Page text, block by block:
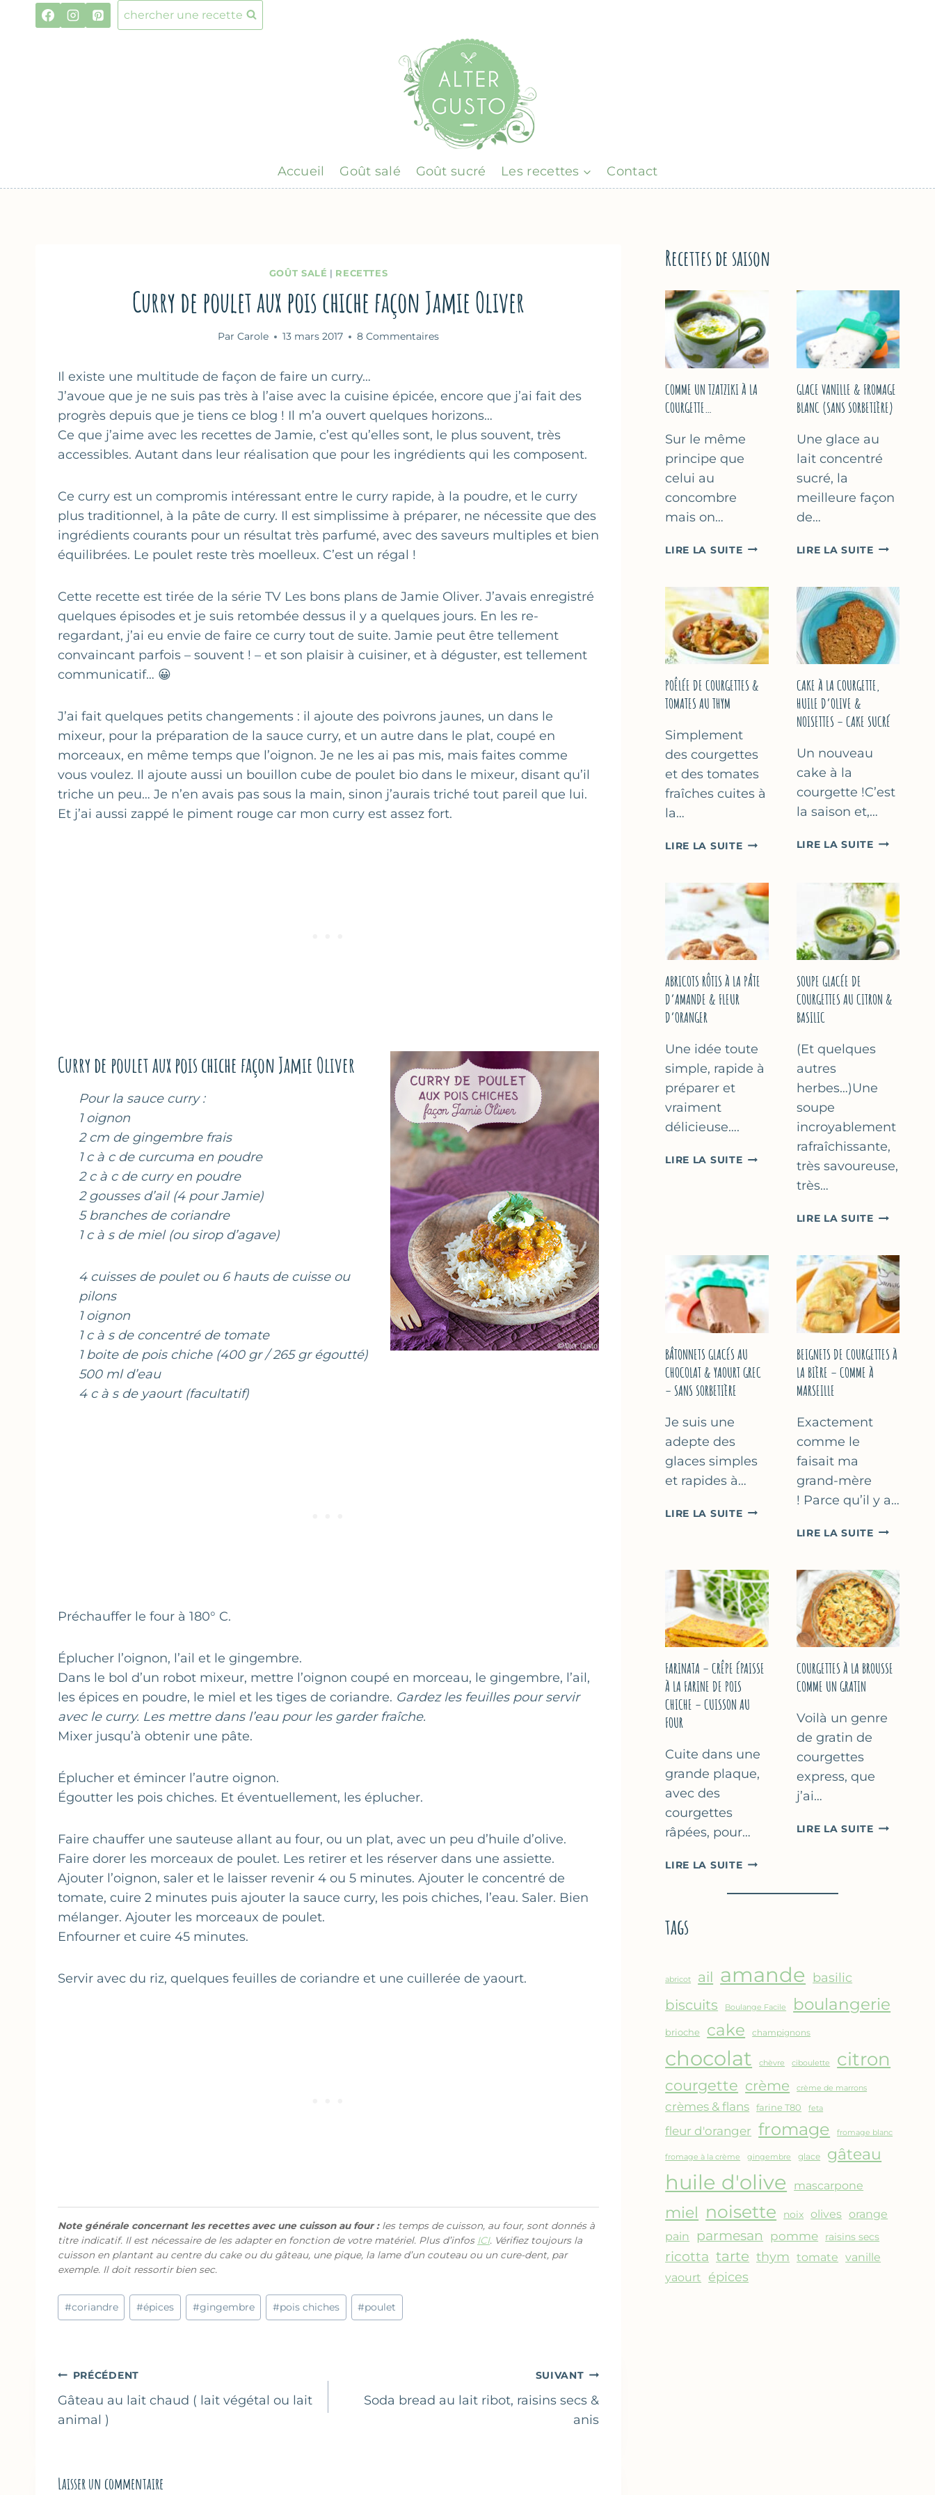
chercher une recette
Accueil Goût salé Goût sucré Les recettes Contact
GOÛT SALÉ | RECETTES
Curry de poulet aux pois chiche façon Jamie Oliver
Par Carole 13 mars 2017 8 Commentaires
Il existe une multitude de façon de faire un curry…
J’avoue que je ne suis pas très à l’aise avec la cuisine épicée, encore que j’ai fait des
progrès depuis que je tiens ce blog ! Il m’a ouvert quelques horizons…
Ce que j’aime avec les recettes de Jamie, c’est qu’elles sont, le plus souvent, très
accessibles. Autant dans leur réalisation que pour les ingrédients qui les composent.
Ce curry est un compromis intéressant entre le curry rapide, à la poudre, et le curry
plus traditionnel, à la pâte de curry. Il est simplissime à préparer, ne nécessite que des
ingrédients courants pour un résultat très parfumé, avec des saveurs multiples et bien
équilibrées. Le poulet reste très moelleux. C’est un régal !
Cette recette est tirée de la série TV Les bons plans de Jamie Oliver. J’avais enregistré
quelques épisodes et je suis retombée dessus il y a quelques jours. En les re-
regardant, j’ai eu envie de faire ce curry tout de suite. Jamie peut être tellement
convaincant parfois – souvent ! – et son plaisir à cuisiner, et à déguster, est tellement
communicatif… 😀
J’ai fait quelques petits changements : il ajoute des poivrons jaunes, un dans le
mixeur, pour la préparation de la sauce curry, et un autre dans le plat, coupé en
morceaux, en même temps que l’oignon. Je ne les ai pas mis, mais faites comme
vous voulez. Il ajoute aussi un bouillon cube de poulet bio dans le mixeur, disant qu’il
triche un peu… Je n’en avais pas sous la main, sinon j’aurais triché tout pareil que lui.
Et j’ai aussi zappé le piment rouge car mon curry est assez fort.
Curry de poulet aux pois chiche façon Jamie Oliver
Pour la sauce curry :
1 oignon
2 cm de gingembre frais
1 c à c de curcuma en poudre
2 c à c de curry en poudre
2 gousses d’ail (4 pour Jamie)
5 branches de coriandre
1 c à s de miel (ou sirop d’agave)
4 cuisses de poulet ou 6 hauts de cuisse ou
pilons
1 oignon
1 c à s de concentré de tomate
1 boite de pois chiche (400 gr / 265 gr égoutté)
500 ml d’eau
4 c à s de yaourt (facultatif)
Préchauffer le four à 180° C.
Éplucher l’oignon, l’ail et le gingembre.
Dans le bol d’un robot mixeur, mettre l’oignon coupé en morceau, le gingembre, l’ail,
les épices en poudre, le miel et les tiges de coriandre. Gardez les feuilles pour servir
avec le curry. Les mettre dans l’eau pour les garder fraîche.
Mixer jusqu’à obtenir une pâte.
Éplucher et émincer l’autre oignon.
Égoutter les pois chiches. Et éventuellement, les éplucher.
Faire chauffer une sauteuse allant au four, ou un plat, avec un peu d’huile d’olive.
Faire dorer les morceaux de poulet. Les retirer et les réserver dans une assiette.
Ajouter l’oignon, saler et le laisser revenir 4 ou 5 minutes. Ajouter le concentré de
tomate, cuire 2 minutes puis ajouter la sauce curry, les pois chiches, l’eau. Saler. Bien
mélanger. Ajouter les morceaux de poulet.
Enfourner et cuire 45 minutes.
Servir avec du riz, quelques feuilles de coriandre et une cuillerée de yaourt.
Note générale concernant les recettes avec une cuisson au four :les temps de cuisson, au four, sont donnés à
titre indicatif. Il est nécessaire de les adapter en fonction de votre matériel. Plus d’infos ICI. Vérifiez toujours la
cuisson en plantant au centre du cake ou du gâteau, une pique, la lame d’un couteau ou un cure-dent, par
exemple. Il doit ressortir bien sec.
Étiquettes
de
#coriandre #épices #gingembre #pois chiches #poulet
Navigation
de
l’article
PRÉCÉDENT
Gâteau au lait chaud ( lait végétal ou lait
animal )
SUIVANT
Soda bread au lait ribot, raisins secs &
anis
Laisser un commentaire
Recettes de saison
COMME UN TZATZIKI À LA
COURGETTE…
Sur le même
principe que
celui au
concombre
mais on…
LIRE LA SUITECOMME
À
LA
COURGETTE…
GLACE VANILLE & FROMAGE
BLANC (SANS SORBETIÈRE)
Une glace au
lait concentré
sucré, la
meilleure façon
de…
LIRE LA SUITEGLACE
FROMAGE
BLANC
(SANS
POÊLÉE DE COURGETTES &
TOMATES AU THYM
Simplement
des courgettes
et des tomates
fraîches cuites à
la…
LIRE LA SUITEPOÊLÉE
&
TOMATES
AU
THYM
CAKE À LA COURGETTE,
HUILE D’OLIVE &
NOISETTES – CAKE SUCRÉ
Un nouveau
cake à la
courgette !C’est
la saison et,…
LIRE LA SUITECAKE
HUILE
D’OLIVE
&
NOISETTES
SUCRÉ
ABRICOTS RÔTIS À LA PÂTE
D’AMANDE & FLEUR
D’ORANGER
Une idée toute
simple, rapide à
préparer et
vraiment
délicieuse….
LIRE LA SUITEABRICOTS
&
FLEUR
D’ORANGER
SOUPE GLACÉE DE
COURGETTES AU CITRON &
BASILIC
(Et quelques
autres
herbes…)Une
soupe
incroyablement
rafraîchissante,
très savoureuse,
très…
LIRE LA SUITESOUPE
AU
CITRON
&
BASILIC
BÂTONNETS GLACÉS AU
CHOCOLAT & YAOURT GREC
– SANS SORBETIÈRE
Je suis une
adepte des
glaces simples
et rapides à…
LIRE LA SUITEBÂTONNETS
&
YAOURT
GREC
–
SANS
BEIGNETS DE COURGETTES À
LA BIÈRE – COMME À
MARSEILLE
Exactement
comme le
faisait ma
grand-mère
! Parce qu’il y a…
LIRE LA SUITEBEIGNETS
À
LA
BIÈRE
–
COMME
MARSEILLE
FARINATA – CRÊPE ÉPAISSE
À LA FARINE DE POIS
CHICHE – CUISSON AU
FOUR
Cuite dans une
grande plaque,
avec des
courgettes
râpées, pour…
LIRE LA SUITEFARINATA
CRÊPE
DE
CHICHE
CUISSON
AU
FOUR
COURGETTES À LA BROUSSE
COMME UN GRATIN
Voilà un genre
de gratin de
courgettes
express, que
j’ai…
LIRE LA SUITE
tags
abricot ail amande basilic
biscuits Boulange Facile boulangerie
brioche cake champignons
chocolat chèvre ciboulette citron
courgette crème crème de marrons
crèmes & flans farine T80 feta
fleur d'oranger fromage fromage blanc
fromage à la crème gingembre glace gâteau
huile d'olive mascarpone
miel noisette noix olives orange
pain
parmesan pomme raisins secs
ricotta tarte thym tomate vanille
yaourt épices